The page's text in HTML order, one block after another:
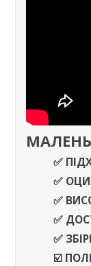
✅
✅
✅
✅
✅
☑️